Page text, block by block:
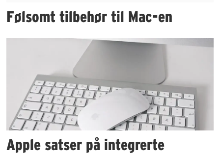
Følsomt tilbehør til Mac-en
Apple satser på integrerte